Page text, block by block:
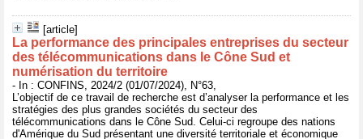
[article]
La performance des principales entreprises du secteur
des télécommunications dans le Cône Sud et
numérisation du territoire
- In : CONFINS, 2024/2 (01/07/2024), N°63,
L’objectif de ce travail de recherche est d’analyser la performance et les
stratégies des plus grandes sociétés du secteur des
télécommunications dans le Cône Sud. Celui-ci regroupe des nations
d'Amérique du Sud présentant une diversité territoriale et économique